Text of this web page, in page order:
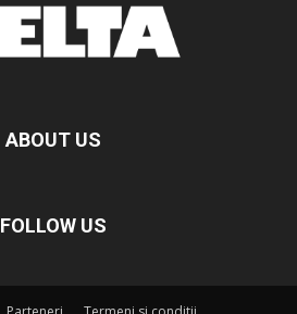
ABOUT US
FOLLOW US